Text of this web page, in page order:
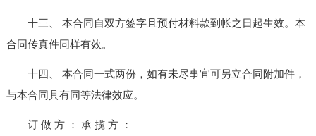
十三、 本合同自双方签字且预付材料款到帐之日起生效。本
合同传真件同样有效。
十四、 本合同一式两份，如有未尽事宜可另立合同附加件，
与本合同具有同等法律效应。
订 做 方 ： 承 揽 方 ：